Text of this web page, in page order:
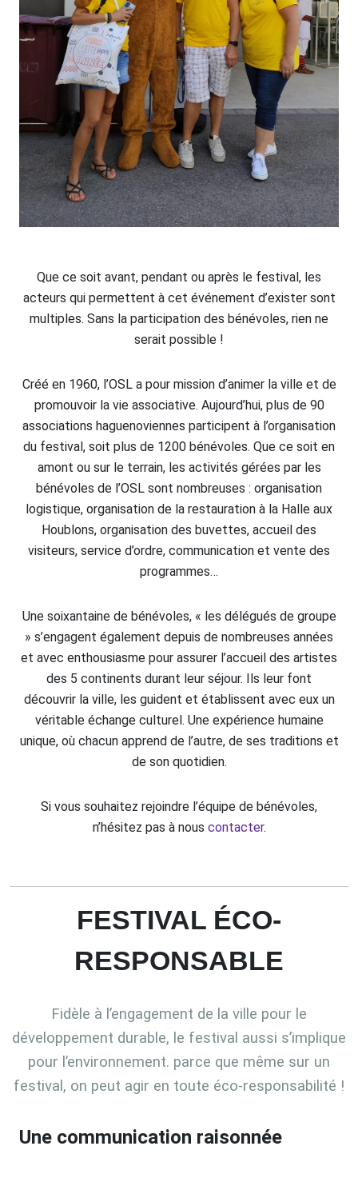
Que ce soit avant, pendant ou après le festival, les
acteurs qui permettent à cet événement d’exister sont
multiples. Sans la participation des bénévoles, rien ne
serait possible !
Créé en 1960, l’OSL a pour mission d’animer la ville et de
promouvoir la vie associative. Aujourd’hui, plus de 90
associations haguenoviennes participent à l’organisation
du festival, soit plus de 1200 bénévoles. Que ce soit en
amont ou sur le terrain, les activités gérées par les
bénévoles de l’OSL sont nombreuses : organisation
logistique, organisation de la restauration à la Halle aux
Houblons, organisation des buvettes, accueil des
visiteurs, service d’ordre, communication et vente des
programmes…
Une soixantaine de bénévoles, « les délégués de groupe
» s’engagent également depuis de nombreuses années
et avec enthousiasme pour assurer l’accueil des artistes
des 5 continents durant leur séjour. Ils leur font
découvrir la ville, les guident et établissent avec eux un
véritable échange culturel. Une expérience humaine
unique, où chacun apprend de l’autre, de ses traditions et
de son quotidien.
Si vous souhaitez rejoindre l’équipe de bénévoles,
n’hésitez pas à nous contacter.
FESTIVAL ÉCO-
RESPONSABLE
Fidèle à l’engagement de la ville pour le
développement durable, le festival aussi s’implique
pour l’environnement. parce que même sur un
festival, on peut agir en toute éco-responsabilité !
Une communication raisonnée